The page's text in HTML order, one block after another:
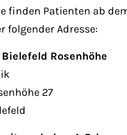
finden Patienten ab
folgender Adresse:
Rosenhöhe
27